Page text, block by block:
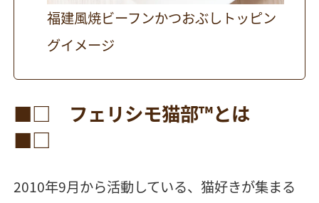
福建風焼ビーフンかつおぶしトッピン
グイメージ
■□ フェリシモ猫部™とは
■□
2010年9月から活動している、猫好きが集まる